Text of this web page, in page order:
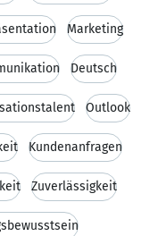
Marketing
Deutsch
Outlook
Kundenanfragen
Zuverlässigkeit